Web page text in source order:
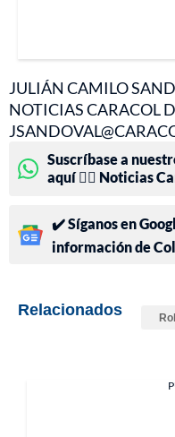
JULIÁN CAMILO
NOTICIAS CARACOL
Suscríbase a
aquí 👉🏻 Noticias
✔️ Síganos en
información de
Relacionados